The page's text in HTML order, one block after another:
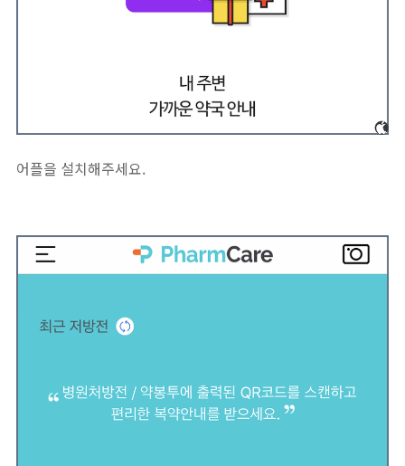
어플을 설치해주세요.